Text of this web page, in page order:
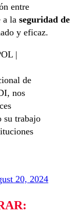
entre
a la seguridad de
y eficaz.
|
de
nos
su trabajo
20, 2024